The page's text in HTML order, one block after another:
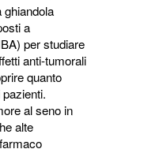
ghiandola
a
per studiare
anti-tumorali
quanto
al seno in
alte